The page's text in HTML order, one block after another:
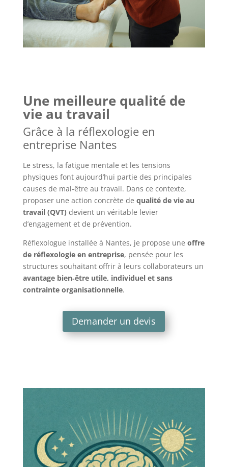
Une meilleure qualité de
vie au travail
Grâce à la réflexologie en
entreprise Nantes
Le stress, la fatigue mentale et les tensions
physiques font aujourd’hui partie des principales
causes de mal‑être au travail. Dans ce contexte,
proposer une action concrète de qualité de vie au
travail (QVT) devient un véritable levier
d’engagement et de prévention.
Réflexologue installée à Nantes, je propose une offre
de réflexologie en entreprise, pensée pour les
structures souhaitant offrir à leurs collaborateurs un
avantage bien‑être utile, individuel et sans
contrainte organisationnelle.
Demander un devis